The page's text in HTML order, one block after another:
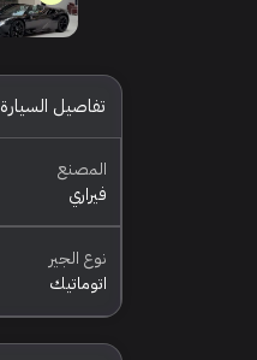
تفاصيل السيارة
المصنع
فيراري
نوع الجير
اتوماتيك